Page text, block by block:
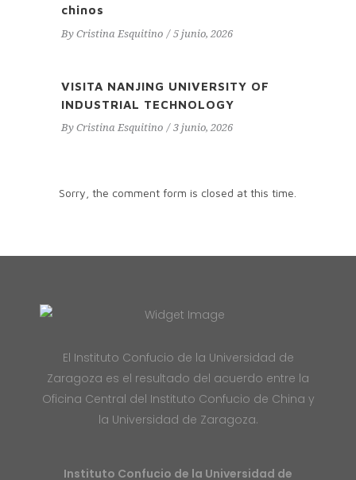
chinos
By Cristina Esquitino 5 junio, 2026
VISITA NANJING UNIVERSITY OF
INDUSTRIAL TECHNOLOGY
By Cristina Esquitino 3 junio, 2026
Sorry, the comment form is closed at this time.
El Instituto Confucio de la Universidad de
Zaragoza es el resultado del acuerdo entre la
Oficina Central del Instituto Confucio de China y
la Universidad de Zaragoza.
Instituto Confucio de la Universidad de